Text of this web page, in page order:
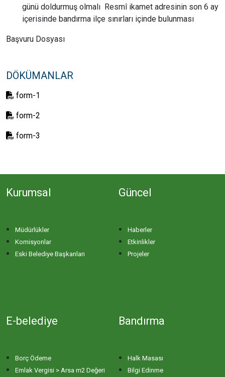
günü doldurmuş olmalı Resmî ikamet adresinin son 6 ay
içerisinde bandırma ilçe sınırları içinde bulunması
Başvuru Dosyası
DÖKÜMANLAR
form-1
form-2
form-3
Kurumsal
Müdürlükler
Komisyonlar
Eski Belediye Başkanları
Güncel
Haberler
Etkinlikler
Projeler
E-belediye
Borç Ödeme
Emlak Vergisi > Arsa m2 Değeri
Bandırma
Halk Masası
Bilgi Edinme